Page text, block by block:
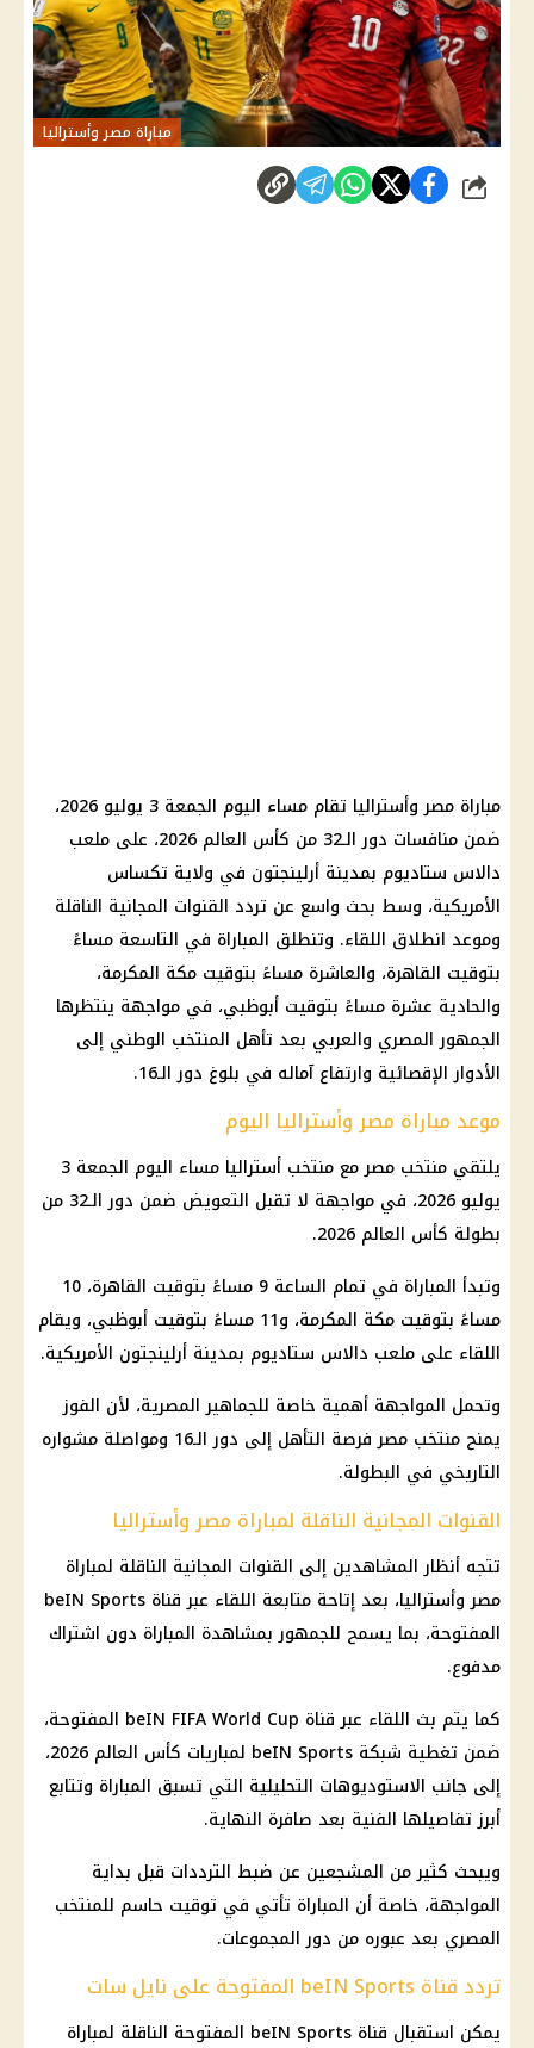
مباراة مصر وأستراليا
شارك
مباراة مصر وأستراليا تقام مساء اليوم الجمعة 3 يوليو 2026،
ضمن منافسات دور الـ32 من كأس العالم 2026، على ملعب
دالاس ستاديوم بمدينة أرلينجتون في ولاية تكساس
الأمريكية، وسط بحث واسع عن تردد القنوات المجانية الناقلة
وموعد انطلاق اللقاء. وتنطلق المباراة في التاسعة مساءً
بتوقيت القاهرة، والعاشرة مساءً بتوقيت مكة المكرمة،
والحادية عشرة مساءً بتوقيت أبوظبي، في مواجهة ينتظرها
الجمهور المصري والعربي بعد تأهل المنتخب الوطني إلى
الأدوار الإقصائية وارتفاع آماله في بلوغ دور الـ16.
موعد مباراة مصر وأستراليا اليوم
يلتقي منتخب مصر مع منتخب أستراليا مساء اليوم الجمعة 3
يوليو 2026، في مواجهة لا تقبل التعويض ضمن دور الـ32 من
بطولة كأس العالم 2026.
وتبدأ المباراة في تمام الساعة 9 مساءً بتوقيت القاهرة، 10
مساءً بتوقيت مكة المكرمة، و11 مساءً بتوقيت أبوظبي، ويقام
اللقاء على ملعب دالاس ستاديوم بمدينة أرلينجتون الأمريكية.
وتحمل المواجهة أهمية خاصة للجماهير المصرية، لأن الفوز
يمنح منتخب مصر فرصة التأهل إلى دور الـ16 ومواصلة مشواره
التاريخي في البطولة.
القنوات المجانية الناقلة لمباراة مصر وأستراليا
تتجه أنظار المشاهدين إلى القنوات المجانية الناقلة لمباراة
مصر وأستراليا، بعد إتاحة متابعة اللقاء عبر قناة beIN Sports
المفتوحة، بما يسمح للجمهور بمشاهدة المباراة دون اشتراك
مدفوع.
كما يتم بث اللقاء عبر قناة beIN FIFA World Cup المفتوحة،
ضمن تغطية شبكة beIN Sports لمباريات كأس العالم 2026،
إلى جانب الاستوديوهات التحليلية التي تسبق المباراة وتتابع
أبرز تفاصيلها الفنية بعد صافرة النهاية.
ويبحث كثير من المشجعين عن ضبط الترددات قبل بداية
المواجهة، خاصة أن المباراة تأتي في توقيت حاسم للمنتخب
المصري بعد عبوره من دور المجموعات.
تردد قناة beIN Sports المفتوحة على نايل سات
يمكن استقبال قناة beIN Sports المفتوحة الناقلة لمباراة